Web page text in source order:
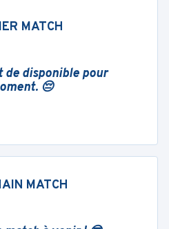
MATCH
de disponible pour
😔
MATCH